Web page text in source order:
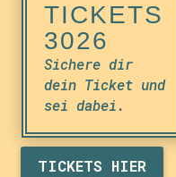
TICKETS
3026
Sichere dir
dein Ticket und
sei dabei.
TICKETS HIER